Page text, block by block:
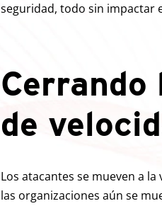
seguridad, todo sin impactar
Cerrando
de
Los atacantes se mueven a
las organizaciones aún se